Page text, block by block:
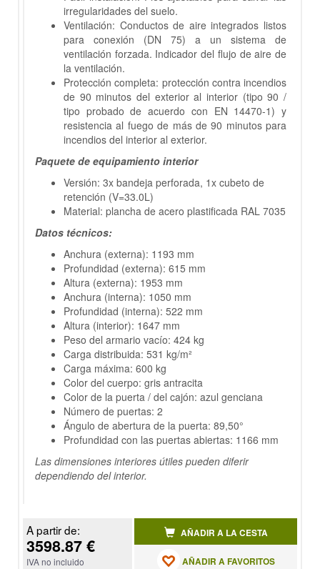
irregularidades del suelo.
Ventilación: Conductos de aire integrados listos
para conexión (DN 75) a un sistema de
ventilación forzada. Indicador del flujo de aire de
la ventilación.
Protección completa: protección contra incendios
de 90 minutos del exterior al interior (tipo 90 /
tipo probado de acuerdo con EN 14470-1) y
resistencia al fuego de más de 90 minutos para
incendios del interior al exterior.
Paquete de equipamiento interior
Versión: 3x bandeja perforada, 1x cubeto de
retención (V=33.0L)
Material: plancha de acero plastificada RAL 7035
Datos técnicos:
Anchura (externa): 1193 mm
Profundidad (externa): 615 mm
Altura (externa): 1953 mm
Anchura (interna): 1050 mm
Profundidad (interna): 522 mm
Altura (interior): 1647 mm
Peso del armario vacío: 424 kg
Carga distribuida: 531 kg/m²
Carga máxima: 600 kg
Color del cuerpo: gris antracita
Color de la puerta / del cajón: azul genciana
Número de puertas: 2
Ángulo de abertura de la puerta: 89,50°
Profundidad con las puertas abiertas: 1166 mm
Las dimensiones interiores útiles pueden diferir
dependiendo del interior.
A partir de:
3598.87 €
IVA no incluido
AÑADIR A LA CESTA
AÑADIR A FAVORITOS